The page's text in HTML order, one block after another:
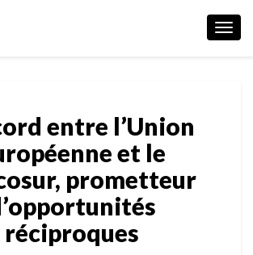
entre
l’Union
européenne
et
le
Mercosur,
prometteur
d’opportunités
entre l’Union
et le
prometteur
réciproques